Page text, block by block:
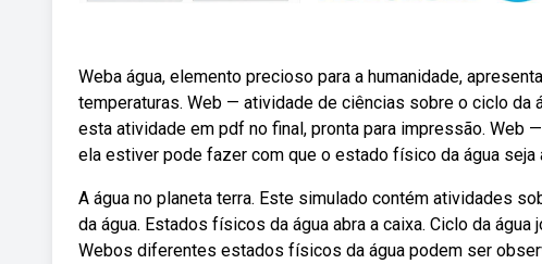
Weba água, elemento precioso para a humanidade,
temperaturas. Web — atividade de ciências sobre o ciclo da
esta atividade em pdf no final, pronta para impressão. Web
ela estiver pode fazer com que o estado físico da água seja
A água no planeta terra. Este simulado contém atividades
da água. Estados físicos da água abra a caixa. Ciclo da
Webos diferentes estados físicos da água podem ser